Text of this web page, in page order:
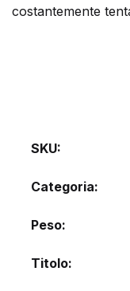
costantemente
SKU:
Categoria:
Peso
Titolo